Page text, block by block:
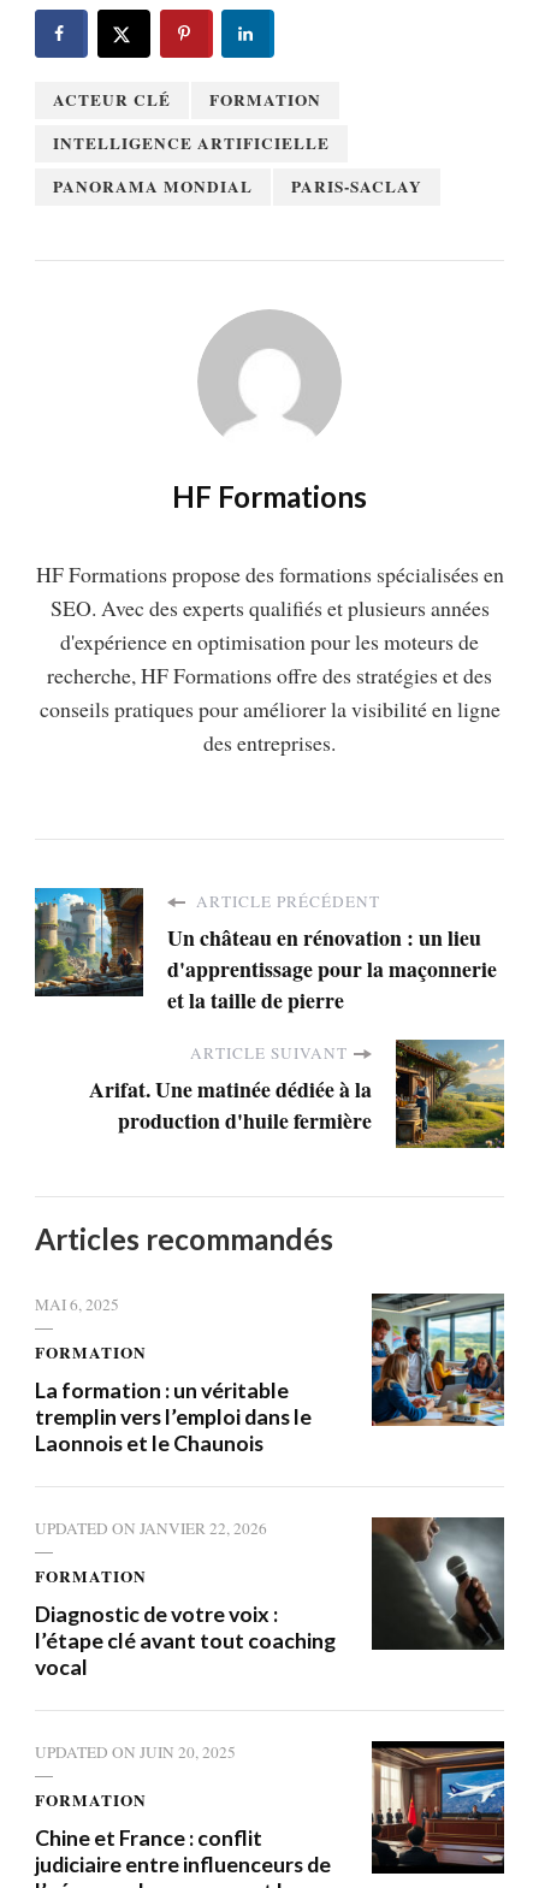
ACTEUR CLÉ
FORMATION
INTELLIGENCE ARTIFICIELLE
PANORAMA MONDIAL
PARIS-SACLAY
HF Formations
HF Formations propose des formations spécialisées en
SEO. Avec des experts qualifiés et plusieurs années
d'expérience en optimisation pour les moteurs de
recherche, HF Formations offre des stratégies et des
conseils pratiques pour améliorer la visibilité en ligne
des entreprises.
ARTICLE PRÉCÉDENT
Un château en rénovation : un lieu
d'apprentissage pour la maçonnerie
et la taille de pierre
ARTICLE SUIVANT
Arifat. Une matinée dédiée à la
production d'huile fermière
Articles recommandés
MAI 6, 2025
FORMATION
La formation : un véritable
tremplin vers l’emploi dans le
Laonnois et le Chaunois
UPDATED ON JANVIER 22, 2026
FORMATION
Diagnostic de votre voix :
l’étape clé avant tout coaching
vocal
UPDATED ON JUIN 20, 2025
FORMATION
Chine et France : conflit
judiciaire entre influenceurs de